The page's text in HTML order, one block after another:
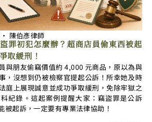
‧ 陳伯彥律師
盜罪初犯怎麼辦？超商店員偷東西被起
取緩刑！
與朋友偷竊價值約 4,000 元商品，原以為與
，沒想到仍被檢察官提起公訴！所幸她及時
庭上展現誠意並成功爭取緩刑，免除牢獄之
紀錄。這起案例提醒大家：竊盜罪是公訴
被起訴，一定要有專業法律協助！